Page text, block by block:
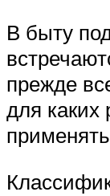
В быту
прежде
для каких